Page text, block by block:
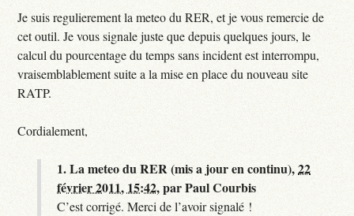
Je suis regulierement la meteo du RER, et je vous remercie de
cet outil. Je vous signale juste que depuis quelques jours, le
calcul du pourcentage du temps sans incident est interrompu,
vraisemblablement suite a la mise en place du nouveau site
RATP.
Cordialement,
1.La meteo du RER (mis a jour en continu),22
février 2011, 15:42,parPaul Courbis
C’est corrigé. Merci de l’avoir signalé !